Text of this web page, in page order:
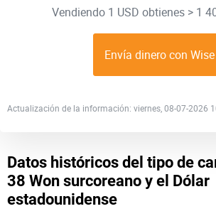
Vendiendo 1 USD obtienes > 1
Envía dinero con Wise
Actualización de la información: viernes, 08-07-2026
Datos históricos del tipo de
38 Won surcoreano y el Dólar
estadounidense